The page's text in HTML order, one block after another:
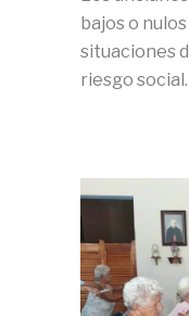
bajos o
situaciones
riesgo social.